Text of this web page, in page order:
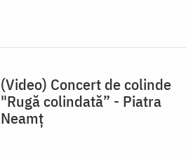
(Video) Concert de colinde
"Rugă colindată” - Piatra
Neamț